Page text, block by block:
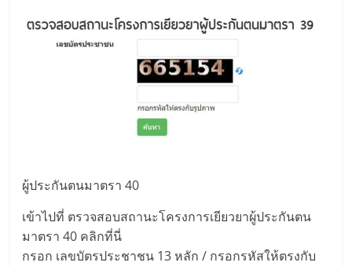
ผู้ประกันตนมาตรา 40
เข้าไปที่ ตรวจสอบสถานะโครงการเยียวยาผู้ประกันตน
มาตรา 40 คลิกที่นี่
กรอก เลขบัตรประชาชน 13 หลัก / กรอกรหัสให้ตรงกับ